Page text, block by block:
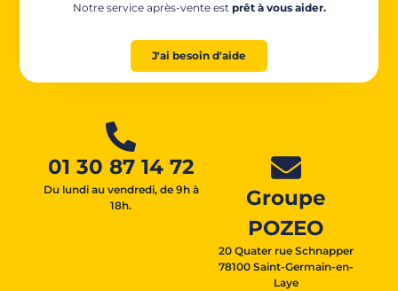
Notre service après-vente est prêt à vous aider.
J'ai besoin d'aide
01 30 87 14 72
Du lundi au vendredi, de 9h à
18h.
Groupe
POZEO
20 Quater rue Schnapper
78100 Saint-Germain-en-
Laye